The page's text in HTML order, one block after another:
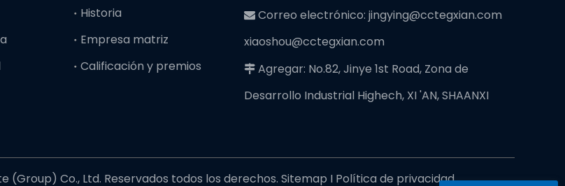
Historia
Empresa matriz
Calificación y premios
 Correo electrónico:jingying@cctegxian.com
xiaoshou@cctegxian.com
 Agregar: No.82, Jinye 1st Road, Zona de
Desarrollo Industrial Highech, XI 'AN, SHAANXI
(Group) Co., Ltd. Reservados todos los derechos. Sitemap I Política de privacidad